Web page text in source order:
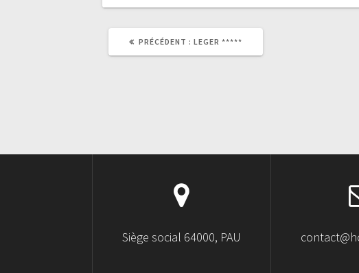
PRÉCÉDENT : LEGER *****
Siège social 64000, PAU